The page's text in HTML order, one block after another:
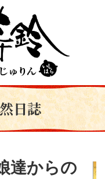
日誌
からの